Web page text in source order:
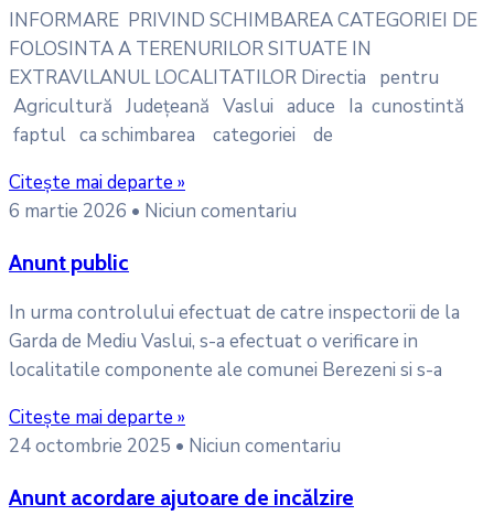
INFORMARE PRIVIND SCHIMBAREA CATEGORIEI DE
FOLOSINTA A TERENURILOR SITUATE IN
EXTRAVlLANUL LOCALITATILOR Directia pentru
Agricultură Județeană Vaslui aduce Ia cunostintă
faptul ca schimbarea categoriei de
Citește mai departe »
6 martie 2026
Niciun comentariu
Anunt public
In urma controlului efectuat de catre inspectorii de la
Garda de Mediu Vaslui, s-a efectuat o verificare in
localitatile componente ale comunei Berezeni si s-a
Citește mai departe »
24 octombrie 2025
Niciun comentariu
Anunt acordare ajutoare de incălzire